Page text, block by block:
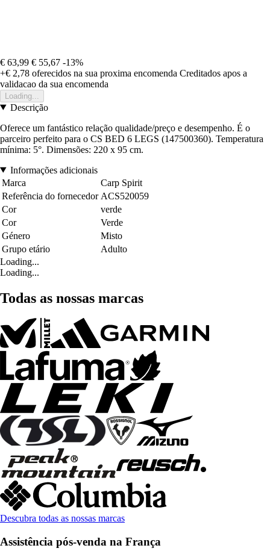
€ 63,99 € 55,67 -13%
+€ 2,78 oferecidos na sua proxima encomenda Creditados apos a
validacao da sua encomenda
Loading...
Descrição
Oferece um fantástico relação qualidade/preço e desempenho. É o
parceiro perfeito para o CS BED 6 LEGS (147500360). Temperatura
mínima: 5°. Dimensões: 220 x 95 cm.
Informações adicionais
Marca
Carp Spirit
Referência do fornecedor ACS520059
Cor
verde
Cor
Verde
Género
Misto
Grupo etário
Adulto
Loading...
Loading...
Todas as nossas marcas
Descubra todas as nossas marcas
Assistência pós-venda na França